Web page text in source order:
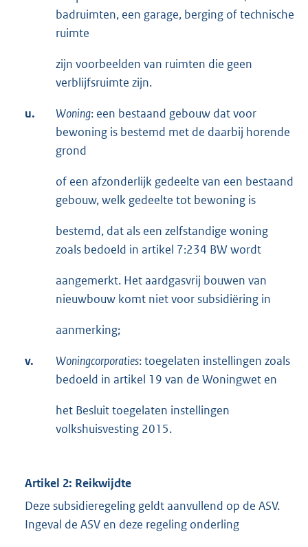
badruimten, een garage, berging of technische
ruimte
zijn voorbeelden van ruimten die geen
verblijfsruimte zijn.
u. Woning: een bestaand gebouw dat voor
bewoning is bestemd met de daarbij horende
grond
of een afzonderlijk gedeelte van een bestaand
gebouw, welk gedeelte tot bewoning is
bestemd, dat als een zelfstandige woning
zoals bedoeld in artikel 7:234 BW wordt
aangemerkt. Het aardgasvrij bouwen van
nieuwbouw komt niet voor subsidiëring in
aanmerking;
v. Woningcorporaties: toegelaten instellingen zoals
bedoeld in artikel 19 van de Woningwet en
het Besluit toegelaten instellingen
volkshuisvesting 2015.
Artikel 2: Reikwijdte
Deze subsidieregeling geldt aanvullend op de ASV.
Ingeval de ASV en deze regeling onderling